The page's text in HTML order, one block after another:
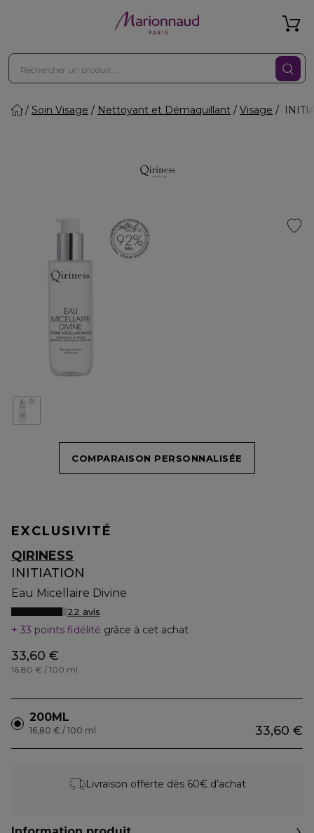
Soin Visage Nettoyant et Démaquillant Visage
COMPARAISON PERSONNALISÉE
EXCLUSIVITÉ
QIRINESS
INITIATION
Eau Micellaire Divine
22 avis
33 points fidélité grâce à cet achat
33,60 €
16,80 € / 100 ml
200ML
33,60 €
16,80 € / 100 ml
Livraison offerte dès 60€ d’achat